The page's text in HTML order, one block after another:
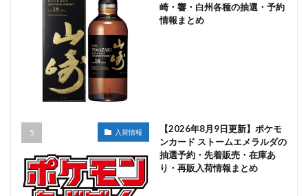
崎・響・白州各種の抽選・予約
情報まとめ
入荷情報
【2026年8月9日更新】ポケモ
ンカード ストームエメラルダの
抽選予約・先着販売・在庫あ
り・再販入荷情報まとめ